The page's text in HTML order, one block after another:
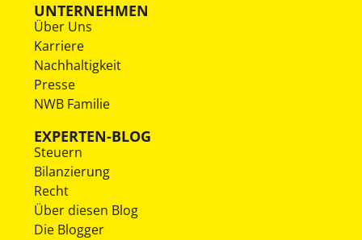
UNTERNEHMEN
Über Uns
Karriere
Nachhaltigkeit
Presse
NWB Familie
EXPERTEN-BLOG
Steuern
Bilanzierung
Recht
Über diesen Blog
Die Blogger